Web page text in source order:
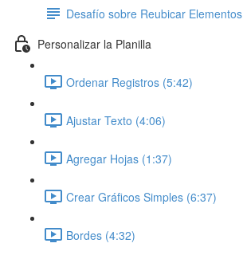
Desafío sobre Reubicar Elementos
Personalizar la Planilla
Ordenar Registros (5:42)
Ajustar Texto (4:06)
Agregar Hojas (1:37)
Crear Gráficos Simples (6:37)
Bordes (4:32)